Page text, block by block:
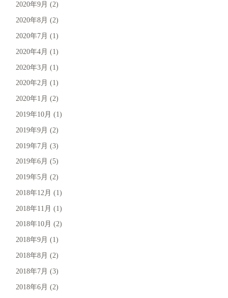
2020年9月 (2)
2020年8月 (2)
2020年7月 (1)
2020年4月 (1)
2020年3月 (1)
2020年2月 (1)
2020年1月 (2)
2019年10月 (1)
2019年9月 (2)
2019年7月 (3)
2019年6月 (5)
2019年5月 (2)
2018年12月 (1)
2018年11月 (1)
2018年10月 (2)
2018年9月 (1)
2018年8月 (2)
2018年7月 (3)
2018年6月 (2)